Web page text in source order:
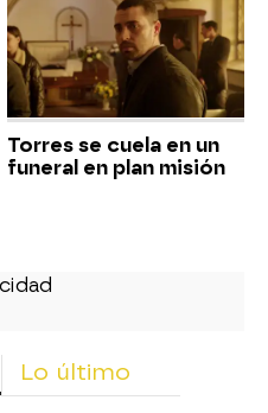
Torres se cuela en un
funeral en plan misión
Lo último